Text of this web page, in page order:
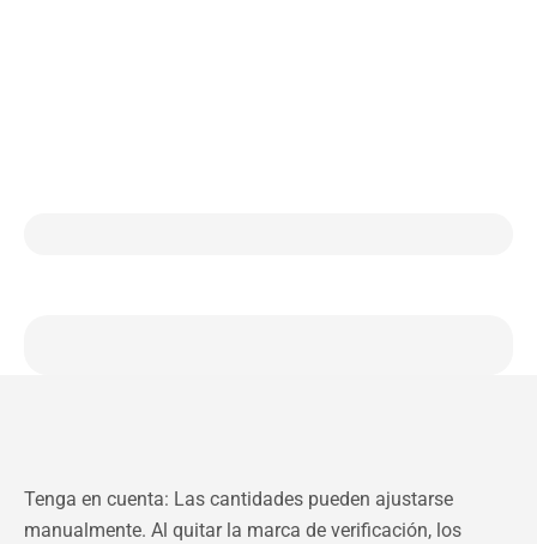
Tenga en cuenta: Las cantidades pueden ajustarse
manualmente. Al quitar la marca de verificación, los